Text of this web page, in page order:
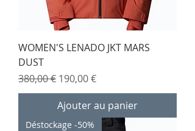
WOMEN'S LENADO JKT MARS
DUST
Prix original
380,00 € Prix promotionnel
190,00 €
Ajouter au panier
Déstockage -50%